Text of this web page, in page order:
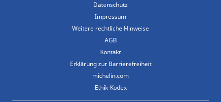
Datenschutz
Impressum
Weitere rechtliche Hinweise
AGB
Kontakt
Erklärung zur Barrierefreiheit
michelin.com
Ethik-Kodex